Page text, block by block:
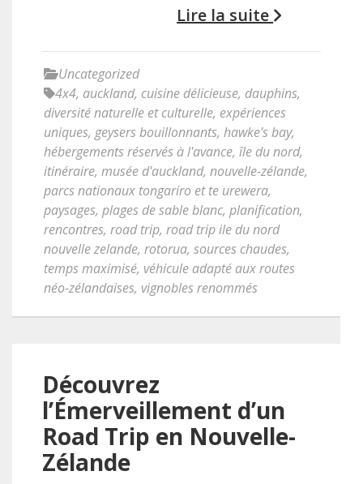
Lire la suite
Uncategorized
4x4, auckland, cuisine délicieuse, dauphins,
diversité naturelle et culturelle, expériences
uniques, geysers bouillonnants, hawke's bay,
hébergements réservés à l'avance, île du nord,
itinéraire, musée d'auckland, nouvelle-zélande,
parcs nationaux tongariro et te urewera,
paysages, plages de sable blanc, planification,
rencontres, road trip, road trip ile du nord
nouvelle zelande, rotorua, sources chaudes,
temps maximisé, véhicule adapté aux routes
néo-zélandaises, vignobles renommés
Découvrez
l’Émerveillement d’un
Road Trip en Nouvelle-
Zélande